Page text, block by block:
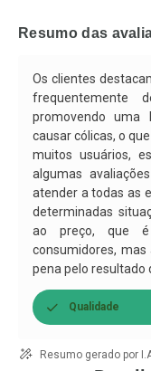
Por R$ 39,19/cada
Comprar sem
Por R$ 39,19/cada
Resumo das
Os clientes
frequentemente
promovendo uma
causar cólicas, o
muitos usuários,
algumas
atender a todas as
determinadas
ao preço, que é
consumidores,
pena pelo resultado
Qualidade
Resumo gerado por